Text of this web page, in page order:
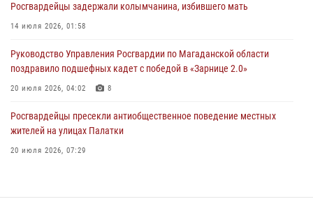
15 июля 2026, 04:34
Росгвардейцы задержали колымчанина, избившего мать
14 июля 2026, 01:58
Руководство Управления Росгвардии по Магаданской области
поздравило подшефных кадет с победой в «Зарнице 2.0»
20 июля 2026, 04:02 8
Росгвардейцы пресекли антиобщественное поведение местных
жителей на улицах Палатки
20 июля 2026, 07:29
16 июля 2026, 03:27 6